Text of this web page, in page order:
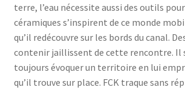
terre, l’eau nécessite aussi des outils
céramiques s’inspirent de ce monde
qu’il redécouvre sur les bords du canal.
contenir jaillissent de cette rencontre. Il
toujours évoquer un territoire en lui
qu’il trouve sur place. FCK traque sans